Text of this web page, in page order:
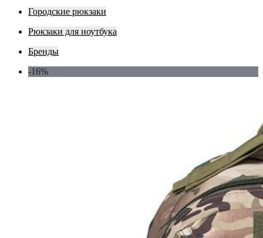
Городские рюкзаки
Рюкзаки для ноутбука
Бренды
-16%